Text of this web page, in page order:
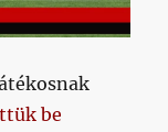
be